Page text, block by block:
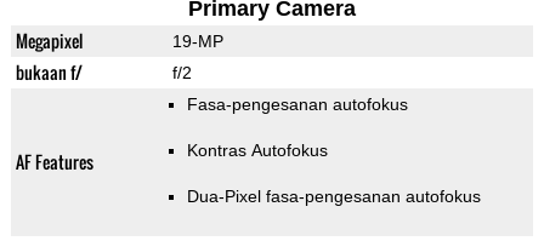
Primary Camera
Megapixel 19-MP
bukaan f/ f/2
AF Features
Fasa-pengesanan autofokus
Kontras Autofokus
Dua-Pixel fasa-pengesanan autofokus